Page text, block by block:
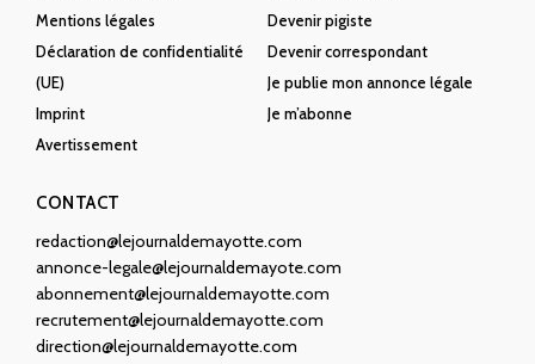
Mentions légales
Déclaration de confidentialité
(UE)
Imprint
Avertissement
Devenir pigiste
Devenir correspondant
Je publie mon annonce légale
Je m’abonne
CONTACT
redaction@lejournaldemayotte.com
annonce-legale@lejournaldemayote.com
abonnement@lejournaldemayotte.com
recrutement@lejournaldemayotte.com
direction@lejournaldemayotte.com